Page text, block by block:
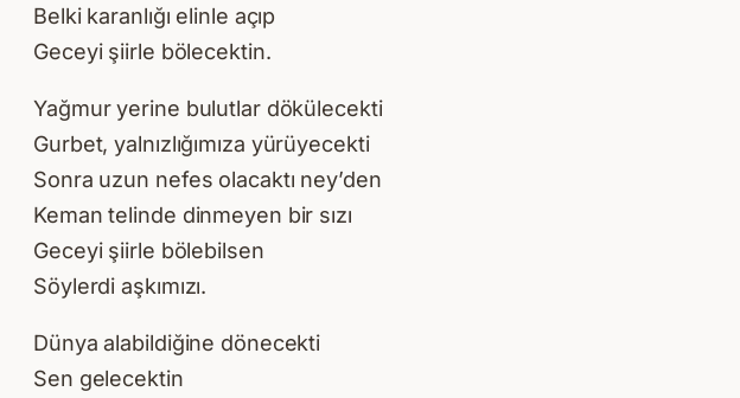
Belki karanlığı elinle açıp
Geceyi şiirle bölecektin.
Yağmur yerine bulutlar dökülecekti
Gurbet, yalnızlığımıza yürüyecekti
Sonra uzun nefes olacaktı ney’den
Keman telinde dinmeyen bir sızı
Geceyi şiirle bölebilsen
Söylerdi aşkımızı.
Dünya alabildiğine dönecekti
Sen gelecektin